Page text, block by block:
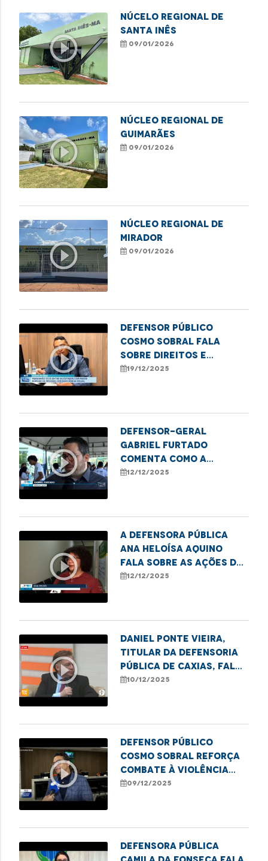
play_circle_outline
NÚCELO REGIONAL DE
SANTA INÊS
09/01/2026
play_circle_outline
NÚCLEO REGIONAL DE
GUIMARÃES
09/01/2026
play_circle_outline
NÚCLEO REGIONAL DE
MIRADOR
09/01/2026
play_circle_outline
Defensor Público
Cosmo Sobral fala
sobre direitos e
desafios das pessoas
19/12/2025
play_circle_outline
Defensor-geral
Gabriel Furtado
comenta como a
Defensoria Pública
tecnologia.
12/12/2025
play_circle_outline
A defensora pública
Ana Heloísa Aquino
fala sobre as ações de
combate ao sub-
12/12/2025
play_circle_outline
Daniel Ponte Vieira,
titular da Defensoria
Pública de Caxias, fala
sobre a semana de
10/12/2025
play_circle_outline
Defensor Público
Cosmo Sobral reforça
combate à violência
contra idosos no
09/12/2025
Defensora Pública